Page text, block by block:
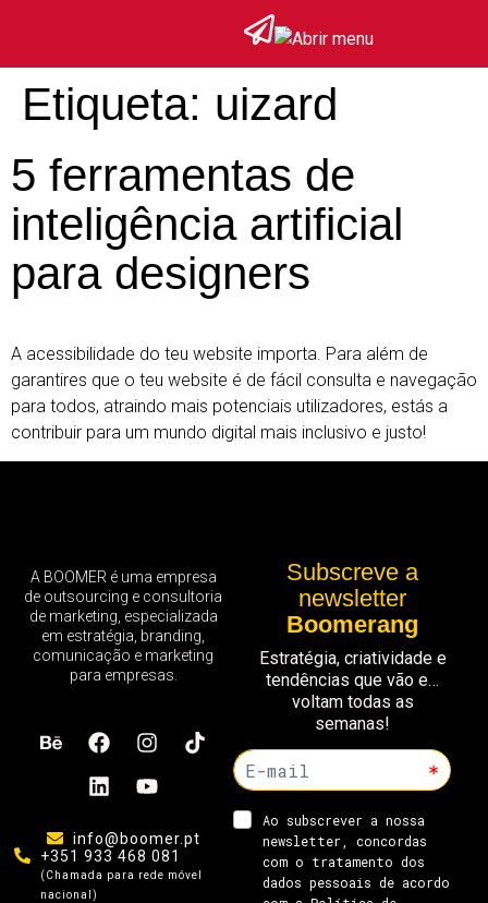
Etiqueta: uizard
5 ferramentas de
inteligência artificial
para designers
A acessibilidade do teu website importa. Para além de
garantires que o teu website é de fácil consulta e navegação
para todos, atraindo mais potenciais utilizadores, estás a
contribuir para um mundo digital mais inclusivo e justo!
A BOOMER é uma empresa
de outsourcing e consultoria
de marketing, especializada
em estratégia, branding,
comunicação e marketing
para empresas.
info@boomer.pt
+351 933 468 081
(Chamada para rede móvel
nacional)
Subscreve a
newsletter
Boomerang
Estratégia, criatividade e
tendências que vão e…
voltam todas as
semanas!